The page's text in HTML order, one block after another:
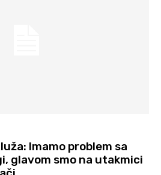
Imamo problem sa
glavom smo na utakmici